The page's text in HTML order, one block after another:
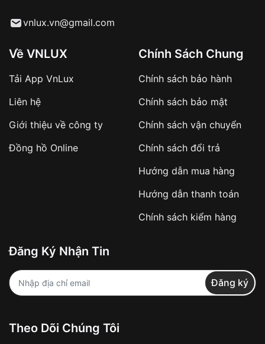
Từ khóa SEO:
sản phẩm đặc biệt
hàng
Số tiền còn lại thanh toán khi nhận hàng hoặc
✔️ Đảm bảo xử lý đơn hàng nhanh chóng
✔️ Hạn chế tình trạng hủy đơn không mong
Từ khóa SEO:
Khách hàng được
thanh toán
vnlux.vn@gmail.com
Về VNLUX
Tải App VnLux
Liên hệ
Giới thiệu về công ty
Đồng hồ Online
Chính Sách Chung
Chính sách bảo hành
Chính sách bảo mật
Chính sách vận chuyển
Chính sách đổi trả
Hướng dẫn mua hàng
Hướng dẫn thanh toán
Chính sách kiểm hàng
Đăng Ký Nhận Tin
Đăng ký
Theo Dõi Chúng Tôi